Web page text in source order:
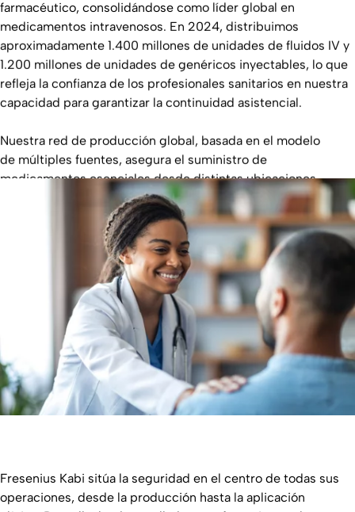
farmacéutico, consolidándose como líder global en
medicamentos intravenosos. En 2024, distribuimos
aproximadamente 1.400 millones de unidades de fluidos IV y
1.200 millones de unidades de genéricos inyectables, lo que
refleja la confianza de los profesionales sanitarios en nuestra
capacidad para garantizar la continuidad asistencial.
Nuestra red de producción global, basada en el modelo
de múltiples fuentes, asegura el suministro de
medicamentos esenciales desde distintas ubicaciones,
manteniendo siempre los mismos estándares de calidad y
Lo que la calidad significa para Fresenius
Fresenius Kabi sitúa la seguridad en el centro de todas sus
operaciones, desde la producción hasta la aplicación